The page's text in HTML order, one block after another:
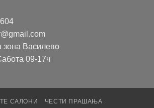
зона Василево
09-17ч
САЛОНИ ЧЕСТИ ПРАШАЊА